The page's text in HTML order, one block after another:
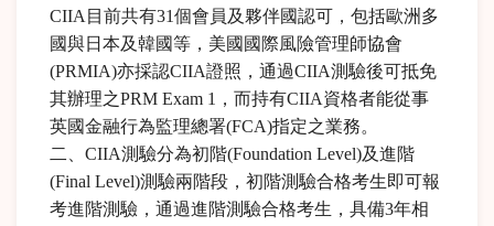
CIIA目前共有31個會員及夥伴國認可，包括歐洲多
國與日本及韓國等，美國國際風險管理師協會
(PRMIA)亦採認CIIA證照，通過CIIA測驗後可抵免
其辦理之PRM Exam 1，而持有CIIA資格者能從事
英國金融行為監理總署(FCA)指定之業務。
二、CIIA測驗分為初階(Foundation Level)及進階
(Final Level)測驗兩階段，初階測驗合格考生即可報
考進階測驗，通過進階測驗合格考生，具備3年相